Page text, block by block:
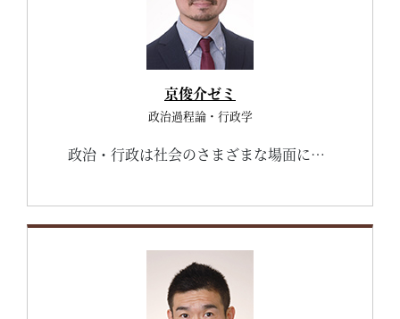
京俊介ゼミ
政治過程論・行政学
政治・行政は社会のさまざまな場面に影響を及ぼします。あなたの日常生活にも関係しているのですが、気づいていないかもしれません。京ゼミでは、政治・行政を中心とする社会の諸問題に関するテキストを幅広く読んで話し合うことにより、社会人に必要とされる知識をつけることができます。また、ゼミ活動を通じ、社会人として活躍していく際に重要となる、文章やデータを読みこなす力、論理的に思考をまとめる力、自分の考えを他人に伝える力が身についていきます。皆さんも京ゼミで一緒に勉強して、自分の能力を大きく伸ばしてみませんか。 なお、ゼミ活動の最新情報については、私の個人サイトのゼミ活動のページでも紹介しています。